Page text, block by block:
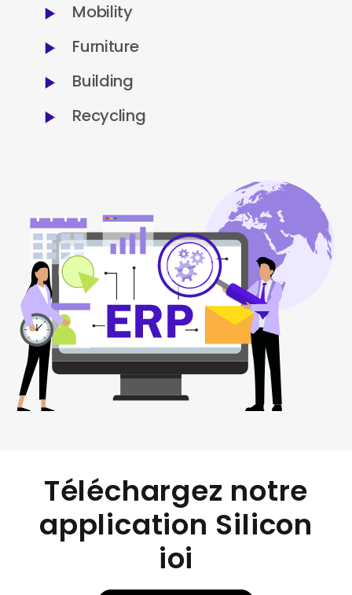
Mobility
Furniture
Building
Recycling
Téléchargez notre
application Silicon
ioi